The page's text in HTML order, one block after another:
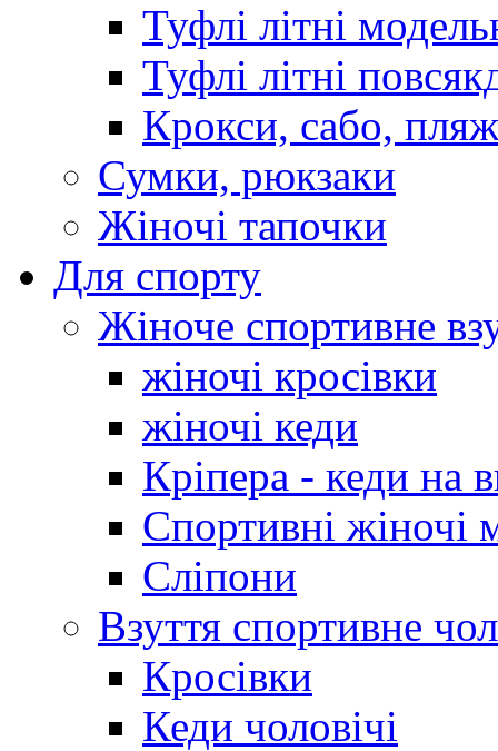
Туфлі літні
Туфлі літні
Крокси, сабо,
Сумки, рюкзаки
Жіночі тапочки
Для спорту
Жіноче спортивне
жіночі кросівки
жіночі кеди
Кріпера - кеди на
Спортивні жіночі
Сліпони
Взуття спортивне
Кросівки
Кеди чоловічі